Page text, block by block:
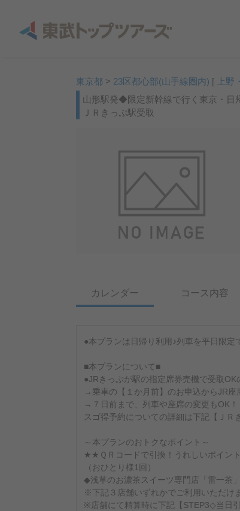
東京都 > 23区都心部(山手線圏内) [ 上
山形駅発◆限定新幹線で行く東京・日
ＪＲきっぷ駅受取
カレンダー コース内容
●本プランは日帰り利用♪列車を平日限定
■本プランについて■
●JRきっぷが駅の指定席券売機で受取OK
→乗車の【１か月前】のお申込からJR座
→７日前まで、列車や座席の変更もOK！
スゴ得予約についての詳細は下記【ＪＲ
～本プランのおトクなポイント～
★★ＱＲコードで引換！うれしいポイン
（おひとり様1回）
◆浅草のお濃茶スイーツ専門店「雷一茶
※下記３店舗いずれかでご利用いただけ
※店舗にて精算時に下記【STEP3◇当日